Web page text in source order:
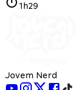
1h29
Jovem Nerd